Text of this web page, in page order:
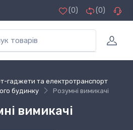
(0) (0)
гаджети та електротранспорт
будинку
Розумні вимикачі
вимикачі